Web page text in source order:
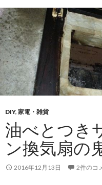
DIY, 家電・雑貨
油べとつき
ン換気扇の
2016年12月13日 2件のコ